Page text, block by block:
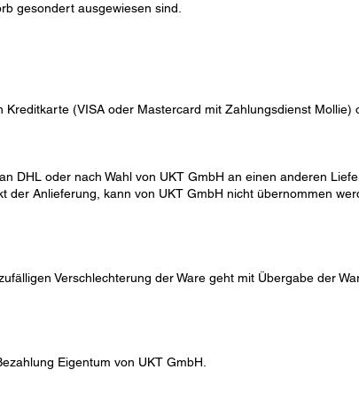
gesondert ausgewiesen sind.
(VISA oder Mastercard mit Zahlungsdienst Mollie)
DHL oder nach Wahl von UKT GmbH an einen anderen
der Anlieferung, kann von UKT GmbH nicht übernommen
Verschlechterung der Ware geht mit Übergabe der
Eigentum von UKT GmbH.